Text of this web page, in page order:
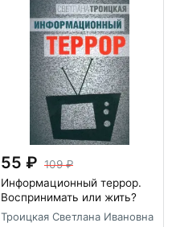
55
109
Информационный террор.
Воспринимать или жить?
Троицкая Светлана Ивановна